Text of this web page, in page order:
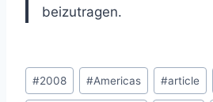
beizutragen.
Post
Tags:
#2008 #Americas #article